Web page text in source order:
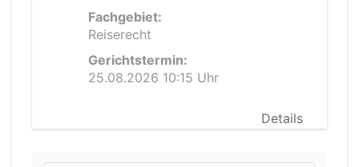
Fachgebiet:
Reiserecht
Gerichtstermin:
25.08.2026 10:15 Uhr
Details